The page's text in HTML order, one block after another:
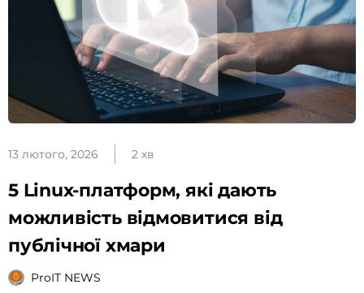
13 лютого, 2026 2 хв
5 Linux-платформ, які дають
можливість відмовитися від
публічної хмари
ProIT NEWS